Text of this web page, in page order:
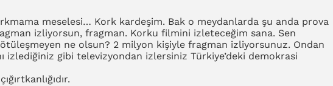
meselesi… Kork kardeşim. Bak o meydanlarda şu anda prova
izliyorsun, fragman. Korku filmini izleteceğim sana. Sen
ne olsun? 2 milyon kişiyle fragman izliyorsunuz. Ondan
izlediğiniz gibi televizyondan izlersiniz Türkiye’deki demokrasi